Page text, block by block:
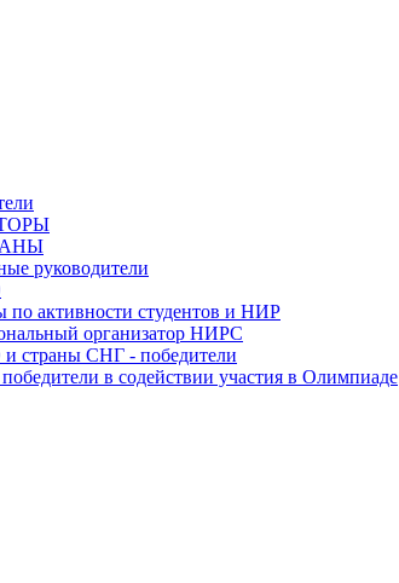
руководители
активности студентов и НИР
организатор НИРС
страны СНГ - победители
в содействии участия в Олимпиаде